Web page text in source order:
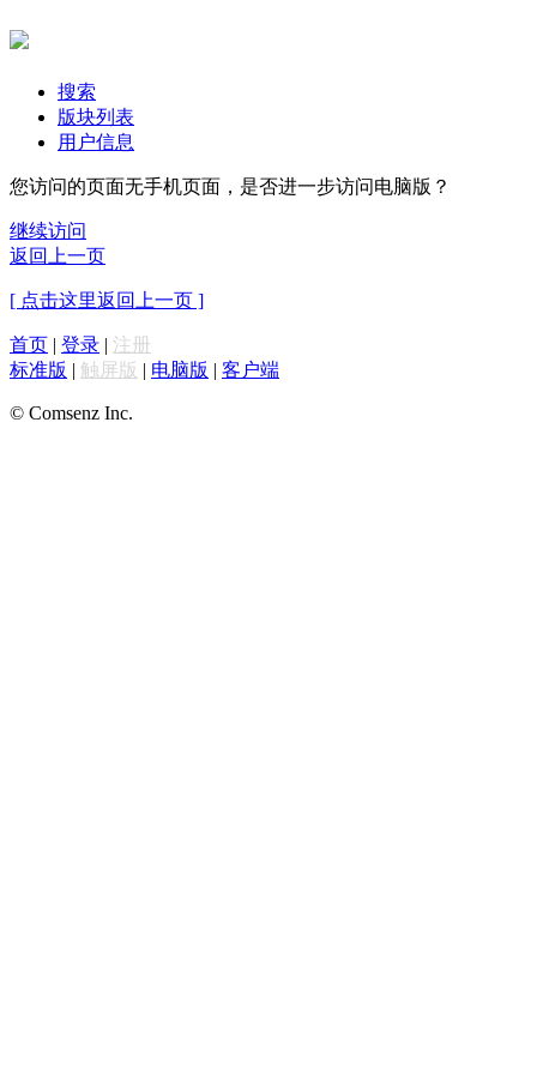
搜索
版块列表
用户信息
您访问的页面无手机页面，是否进一步访问电脑版？
继续访问
返回上一页
[ 点击这里返回上一页 ]
首页 | 登录 | 注册
标准版 | 触屏版 | 电脑版 | 客户端
© Comsenz Inc.